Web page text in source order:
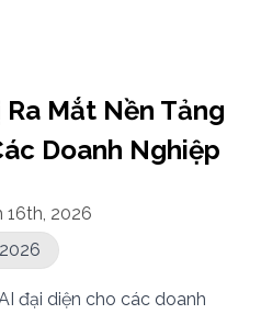
Mắt Nền Tảng
Doanh Nghiệp
16th, 2026
đại diện cho các doanh